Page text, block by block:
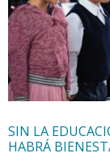
Cultura
SIN LA
HABRÁ